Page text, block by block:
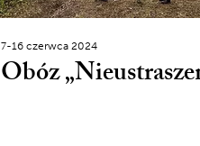
7-16 czerwca 2024
Obóz